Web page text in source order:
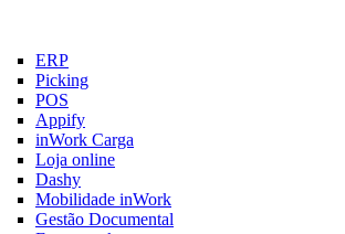
ERP
Picking
POS
Appify
inWork Carga
Loja online
Dashy
Mobilidade inWork
Gestão Documental